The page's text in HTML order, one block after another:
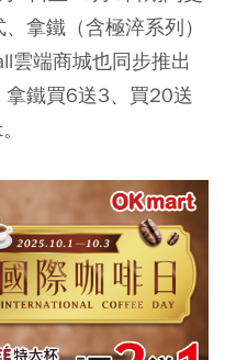
拿鐵（含極淬系列）
雲端商城也同步推出
鐵買6送3、買20送